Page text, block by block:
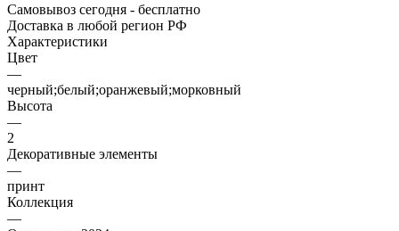
Самовывоз сегодня - бесплатно
Доставка в любой регион РФ
Характеристики
Цвет
—
черный;белый;оранжевый;морковный
Высота
—
2
Декоративные элементы
—
принт
Коллекция
—